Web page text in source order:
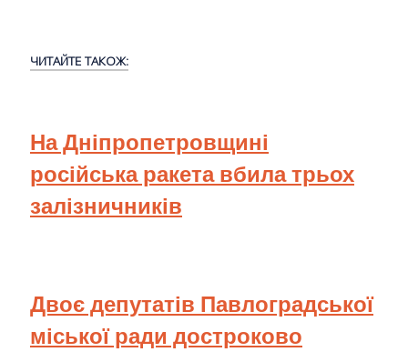
ЧИТАЙТЕ ТАКОЖ:
На Дніпропетровщині
російська ракета вбила трьох
залізничників
Двоє депутатів Павлоградської
міської ради достроково